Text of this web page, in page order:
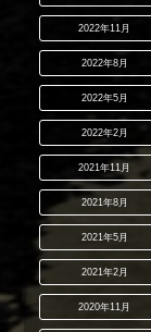
2022年11月
2022年8月
2022年5月
2022年2月
2021年11月
2021年8月
2021年5月
2021年2月
2020年11月